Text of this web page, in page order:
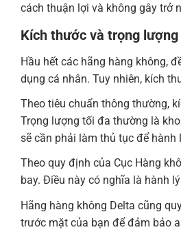
cách thuận lợi và không gây trở
Kích thước và trọng lượng
Hầu hết các hãng hàng không,
dụng cá nhân. Tuy nhiên, kích
Theo tiêu chuẩn thông thường,
Trọng lượng tối đa thường là
sẽ cần phải làm thủ tục để
Theo quy định của Cục Hàng
bay. Điều này có nghĩa là hành
Hãng hàng không Delta cũng
trước mặt của bạn để đảm bảo